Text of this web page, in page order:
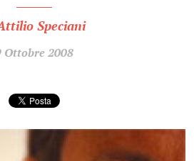
Speciani
Ottobre 2008